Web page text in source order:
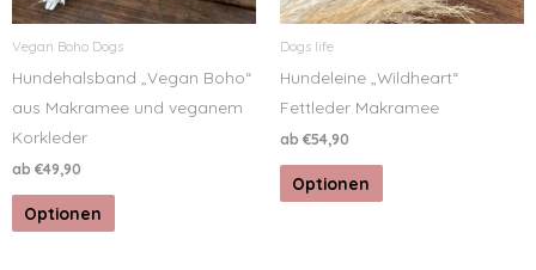
Vegan Boho Dogs
Hundehalsband „Vegan Boho“
aus Makramee und veganem
Korkleder
ab €49,90
Optionen
Dogs life
Hundeleine „Wildheart“
Fettleder Makramee
ab €54,90
Optionen